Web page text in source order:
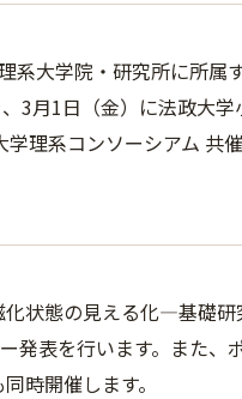
系大学院・研究所に所属
3月1日（金）に法政大学
理系コンソーシアム 共
状態の見える化―基礎
発表を行います。また、
時開催します。